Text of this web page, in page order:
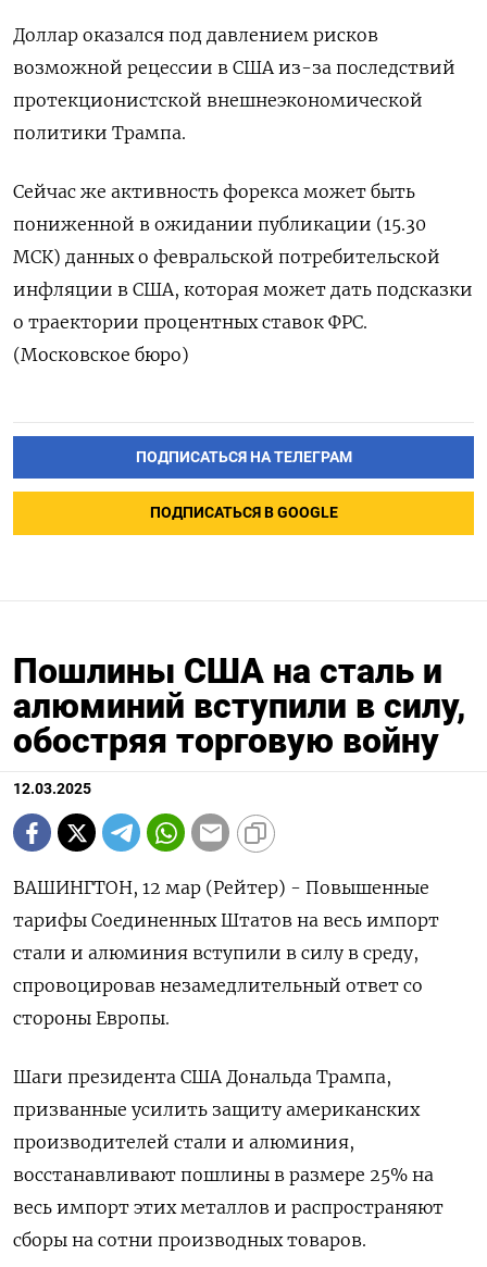
Доллар оказался под давлением рисков
возможной рецессии в США из-за последствий
протекционистской внешнеэкономической
политики Трампа.
Сейчас же активность форекса может быть
пониженной в ожидании публикации (15.30
МСК) данных о февральской потребительской
инфляции в США, которая может дать подсказки
о траектории процентных ставок ФРС.
(Московское бюро)
ПОДПИСАТЬСЯ НА ТЕЛЕГРАМ
ПОДПИСАТЬСЯ В GOOGLE
Пошлины США на сталь и
алюминий вступили в силу,
обостряя торговую войну
12.03.2025
ВАШИНГТОН, 12 мар (Рейтер) - Повышенные
тарифы Соединенных Штатов на весь импорт
стали и алюминия вступили в силу в среду,
спровоцировав незамедлительный ответ со
стороны Европы.
Шаги президента США Дональда Трампа,
призванные усилить защиту американских
производителей стали и алюминия,
восстанавливают пошлины в размере 25% на
весь импорт этих металлов и распространяют
сборы на сотни производных товаров.